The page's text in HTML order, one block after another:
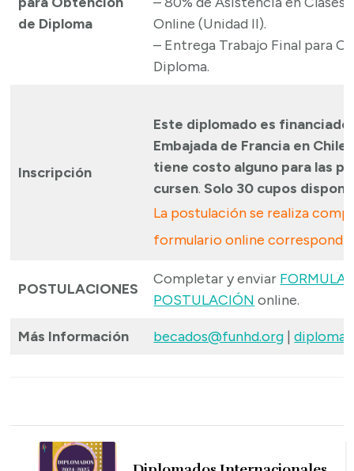
de Diploma
Online (Unidad II).
– Entrega Trabajo Final para
Diploma.
Inscripción
Este diplomado es
Embajada de Francia en Chile
tiene costo alguno para las
cursen.Solo 30 cupos
La postulación se realiza
formulario online
POSTULACIONES
Completar y enviar
POSTULACIÓN online.
Más Información becados@funhd.org |
Navegación